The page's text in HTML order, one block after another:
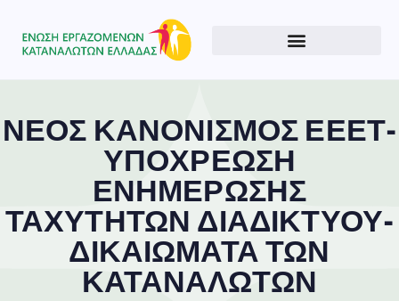
ΝΕΟΣ ΚΑΝΟΝΙΣΜΟΣ ΕΕΕΤ-
ΥΠΟΧΡΕΩΣΗ
ΕΝΗΜΕΡΩΣΗΣ
ΤΑΧΥΤΗΤΩΝ ΔΙΑΔΙΚΤΥΟΥ-
ΔΙΚΑΙΩΜΑΤΑ ΤΩΝ
ΚΑΤΑΝΑΛΩΤΩΝ